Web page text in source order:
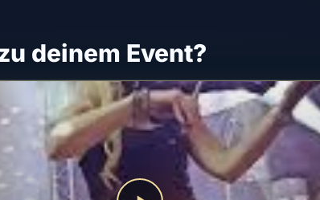
deinem Event?